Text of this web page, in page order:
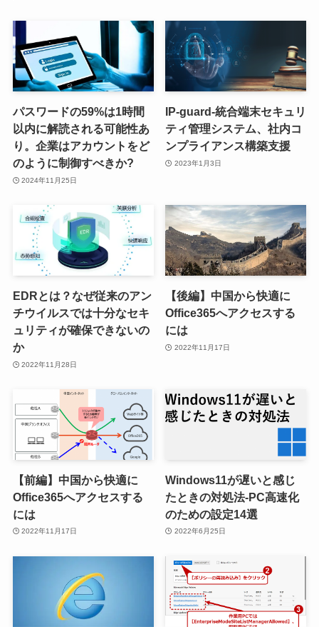
パスワードの59%は1時間
以内に解読される可能性あ
り。企業はアカウントをど
のように制御すべきか?
2024年11月25日
IP-guard-統合端末セキュリ
ティ管理システム、社内コ
ンプライアンス構築支援
2023年1月3日
EDRとは？なぜ従来のアン
チウイルスでは十分なセキ
ュリティが確保できないの
か
2022年11月28日
【後編】中国から快適に
Office365へアクセスする
には
2022年11月17日
【前編】中国から快適に
Office365へアクセスする
には
2022年11月17日
Windows11が遅いと感じ
たときの対処法-PC高速化
のための設定14選
2022年6月25日